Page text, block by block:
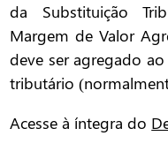
da Substituição
Margem de Valor
deve ser agregado
tributário
Acesse à íntegra do